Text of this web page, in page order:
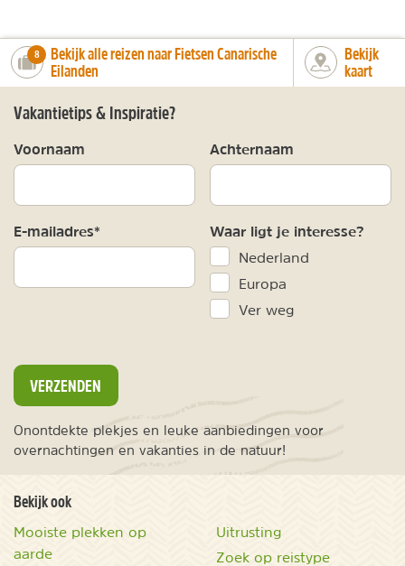
number_of_trips:
8
Bekijk alle reizen naar Fietsen Canarische
Eilanden
Bekijk
kaart
Vakantietips & Inspiratie?
Voornaam Achternaam
E-mailadres* Waar ligt je interesse?
Nederland
Europa
Ver weg
VERZENDEN
Onontdekte plekjes en leuke aanbiedingen voor
overnachtingen en vakanties in de natuur!
Bekijk ook
Mooiste plekken op
aarde
Uitrusting
Zoek op reistype